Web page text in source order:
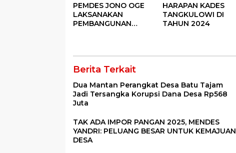
PEMDES JONO OGE
LAKSANAKAN
PEMBANGUNAN
HARAPAN KADES
TANGKULOWI DI
TAHUN 2024
Berita Terkait
Dua Mantan Perangkat Desa Batu Tajam
Jadi Tersangka Korupsi Dana Desa Rp568
Juta
TAK ADA IMPOR PANGAN 2025, MENDES
YANDRI: PELUANG BESAR UNTUK KEMAJUAN
DESA